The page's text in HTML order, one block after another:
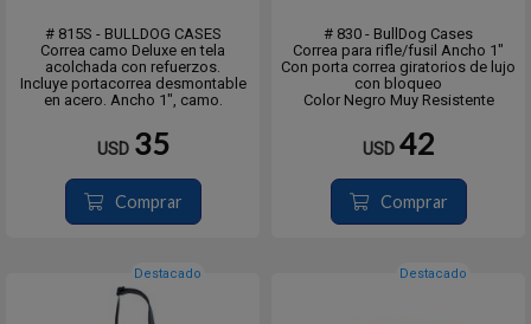
# 815S - BULLDOG CASES
Correa camo Deluxe en tela
acolchada con refuerzos.
Incluye portacorrea desmontable
en acero. Ancho 1", camo.
USD 35
Comprar
# 830 - BullDog Cases
Correa para rifle/fusil Ancho 1"
Con porta correa giratorios de lujo
con bloqueo
Color Negro Muy Resistente
USD 42
Comprar
Destacado Destacado